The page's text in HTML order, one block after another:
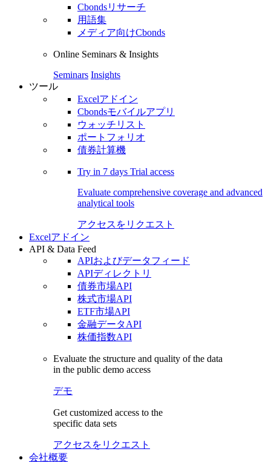
Cbondsリサーチ
用語集
メディア向けCbonds
Online Seminars & Insights
Seminars Insights
ツール
Excelアドイン
Cbondsモバイルアプリ
ウォッチリスト
ポートフォリオ
債券計算機
Try in 7 days Trial access
Evaluate comprehensive coverage and advanced
analytical tools
アクセスをリクエスト
Excelアドイン
API & Data Feed
APIおよびデータフィード
APIディレクトリ
債券市場API
株式市場API
ETF市場API
金融データAPI
株価指数API
Evaluate the structure and quality of the data
in the public demo access
デモ
Get customized access to the
specific data sets
アクセスをリクエスト
会社概要